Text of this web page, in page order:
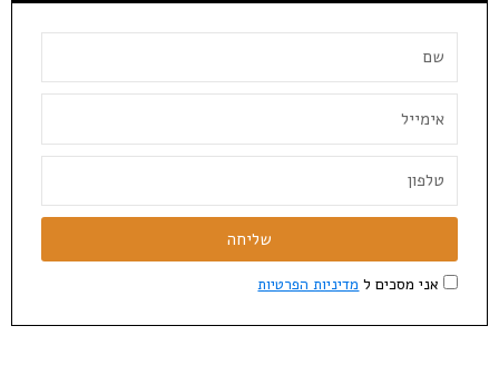
אני מסכים ל מדיניות הפרטיות
שליחה